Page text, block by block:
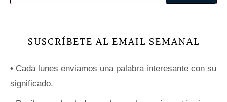
SUSCRÍBETE AL EMAIL SEMANAL
• Cada lunes enviamos una palabra interesante con su
significado.